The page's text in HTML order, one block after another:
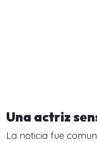
Una actriz
La noticia fue